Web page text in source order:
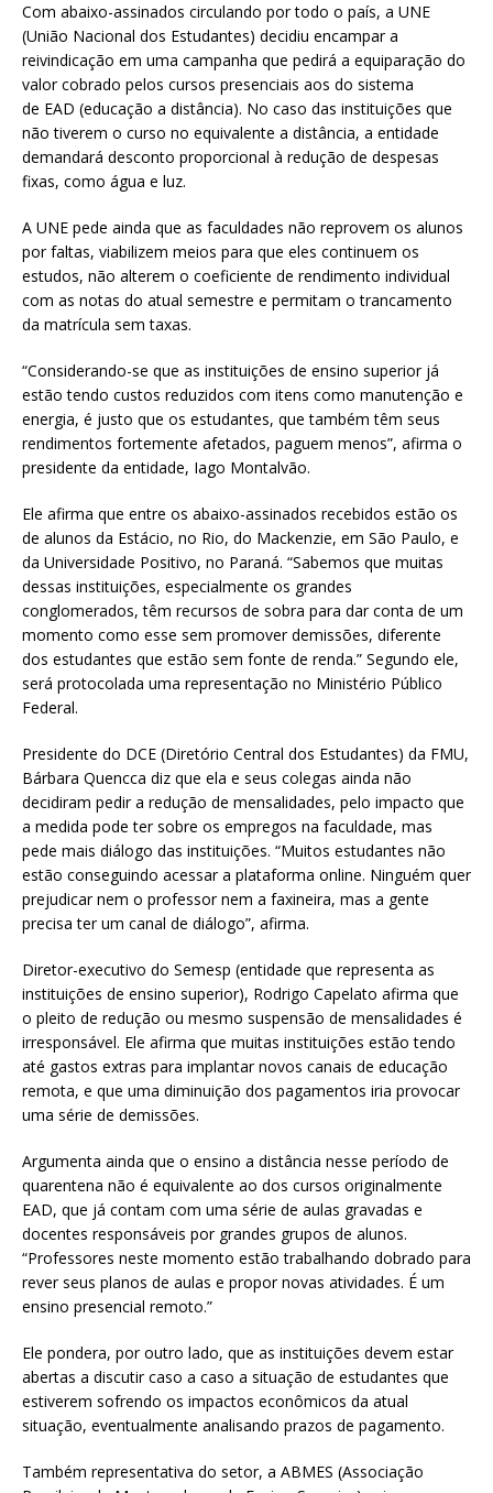
Com abaixo-assinados circulando por todo o país, a UNE
(União Nacional dos Estudantes) decidiu encampar a
reivindicação em uma campanha que pedirá a equiparação do
valor cobrado pelos cursos presenciais aos do sistema
de EAD (educação a distância). No caso das instituições que
não tiverem o curso no equivalente a distância, a entidade
demandará desconto proporcional à redução de despesas
fixas, como água e luz.
A UNE pede ainda que as faculdades não reprovem os alunos
por faltas, viabilizem meios para que eles continuem os
estudos, não alterem o coeficiente de rendimento individual
com as notas do atual semestre e permitam o trancamento
da matrícula sem taxas.
“Considerando-se que as instituições de ensino superior já
estão tendo custos reduzidos com itens como manutenção e
energia, é justo que os estudantes, que também têm seus
rendimentos fortemente afetados, paguem menos”, afirma o
presidente da entidade, Iago Montalvão.
Ele afirma que entre os abaixo-assinados recebidos estão os
de alunos da Estácio, no Rio, do Mackenzie, em São Paulo, e
da Universidade Positivo, no Paraná. “Sabemos que muitas
dessas instituições, especialmente os grandes
conglomerados, têm recursos de sobra para dar conta de um
momento como esse sem promover demissões, diferente
dos estudantes que estão sem fonte de renda.” Segundo ele,
será protocolada uma representação no Ministério Público
Federal.
Presidente do DCE (Diretório Central dos Estudantes) da FMU,
Bárbara Quencca diz que ela e seus colegas ainda não
decidiram pedir a redução de mensalidades, pelo impacto que
a medida pode ter sobre os empregos na faculdade, mas
pede mais diálogo das instituições. “Muitos estudantes não
estão conseguindo acessar a plataforma online. Ninguém quer
prejudicar nem o professor nem a faxineira, mas a gente
precisa ter um canal de diálogo”, afirma.
Diretor-executivo do Semesp (entidade que representa as
instituições de ensino superior), Rodrigo Capelato afirma que
o pleito de redução ou mesmo suspensão de mensalidades é
irresponsável. Ele afirma que muitas instituições estão tendo
até gastos extras para implantar novos canais de educação
remota, e que uma diminuição dos pagamentos iria provocar
uma série de demissões.
Argumenta ainda que o ensino a distância nesse período de
quarentena não é equivalente ao dos cursos originalmente
EAD, que já contam com uma série de aulas gravadas e
docentes responsáveis por grandes grupos de alunos.
“Professores neste momento estão trabalhando dobrado para
rever seus planos de aulas e propor novas atividades. É um
ensino presencial remoto.”
Ele pondera, por outro lado, que as instituições devem estar
abertas a discutir caso a caso a situação de estudantes que
estiverem sofrendo os impactos econômicos da atual
situação, eventualmente analisando prazos de pagamento.
Também representativa do setor, a ABMES (Associação